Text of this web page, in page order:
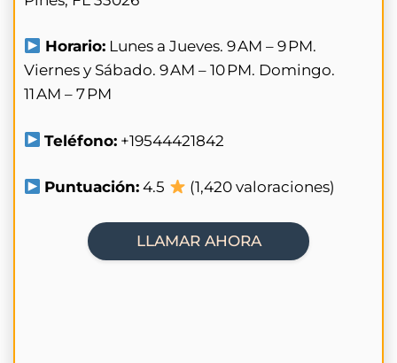
Horario: Lunes a Jueves. 9 AM – 9 PM.
Viernes y Sábado. 9 AM – 10 PM. Domingo.
11 AM – 7 PM
Teléfono: +19544421842
Puntuación: 4.5 (1,420 valoraciones)
LLAMAR AHORA